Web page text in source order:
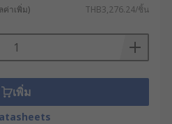
าเพิ่ม) THB3,276.24/ชิ้น
เพิ่ม